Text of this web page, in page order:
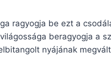
ragyogja be ezt a
beragyogja a
nyájának